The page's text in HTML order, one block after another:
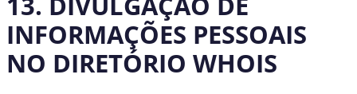
INFORMAÇÕES PESSOAIS
NO DIRETÓRIO WHOIS